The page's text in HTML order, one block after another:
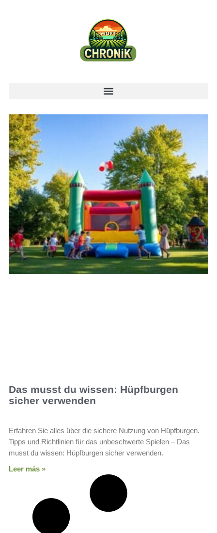
Das musst du wissen: Hüpfburgen
sicher verwenden
Erfahren Sie alles über die sichere Nutzung von Hüpfburgen.
Tipps und Richtlinien für das unbeschwerte Spielen – Das
musst du wissen: Hüpfburgen sicher verwenden.
Leer más »